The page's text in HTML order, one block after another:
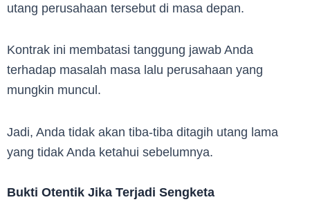
utang perusahaan tersebut di masa depan.
Kontrak ini membatasi tanggung jawab Anda
terhadap masalah masa lalu perusahaan yang
mungkin muncul.
Jadi, Anda tidak akan tiba-tiba ditagih utang lama
yang tidak Anda ketahui sebelumnya.
Bukti Otentik Jika Terjadi Sengketa